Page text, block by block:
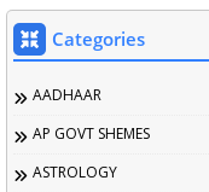
Categories
AADHAAR
AP GOVT SHEMES
ASTROLOGY